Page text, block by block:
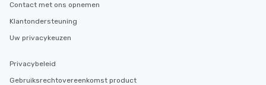
Contact met ons opnemen
Klantondersteuning
Uw privacykeuzen
Privacybeleid
Gebruiksrechtovereenkomst product